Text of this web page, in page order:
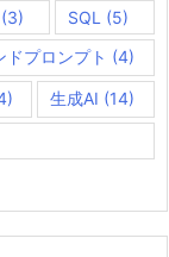
(3) SQL (5)
ドプロンプト (4)
生成AI (14)